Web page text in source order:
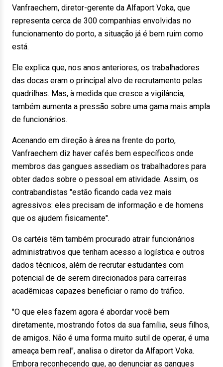
Vanfraechem, diretor-gerente da Alfaport Voka, que
representa cerca de 300 companhias envolvidas no
funcionamento do porto, a situação já é bem ruim como
está.
Ele explica que, nos anos anteriores, os trabalhadores
das docas eram o principal alvo de recrutamento pelas
quadrilhas. Mas, à medida que cresce a vigilância,
também aumenta a pressão sobre uma gama mais ampla
de funcionários.
Acenando em direção à área na frente do porto,
Vanfraechem diz haver cafés bem específicos onde
membros das gangues assediam os trabalhadores para
obter dados sobre o pessoal em atividade. Assim, os
contrabandistas "estão ficando cada vez mais
agressivos: eles precisam de informação e de homens
que os ajudem fisicamente".
Os cartéis têm também procurado atrair funcionários
administrativos que tenham acesso a logística e outros
dados técnicos, além de recrutar estudantes com
potencial de de serem direcionados para carreiras
acadêmicas capazes beneficiar o ramo do tráfico.
"O que eles fazem agora é abordar você bem
diretamente, mostrando fotos da sua família, seus filhos,
de amigos. Não é uma forma muito sutil de operar, é uma
ameaça bem real", analisa o diretor da Alfaport Voka.
Embora reconhecendo que, ao denunciar as gangues